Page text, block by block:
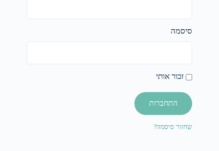
סיסמה
זכור אותי
התחברות
שחזור סיסמה?